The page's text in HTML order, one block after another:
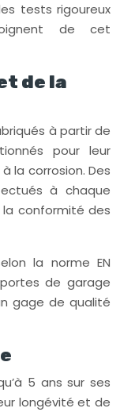
tests rigoureux
de cet
de la
à partir de
pour leur
la corrosion. Des
à chaque
conformité des
la norme EN
de garage
gage de qualité
5 ans sur ses
longévité et de